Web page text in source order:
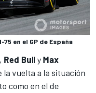
en el GP de España
Red Bully Max
la vuelta a la situación
como en el de